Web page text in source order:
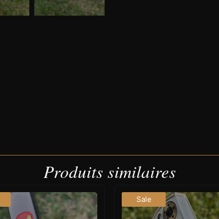
Produits similaires
Sale